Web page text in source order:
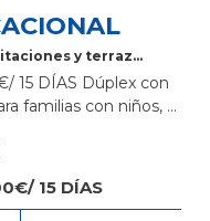
y terraza.
comunitaria
15 DÍAS Dúplex con
familias con niños, a
15 DÍAS